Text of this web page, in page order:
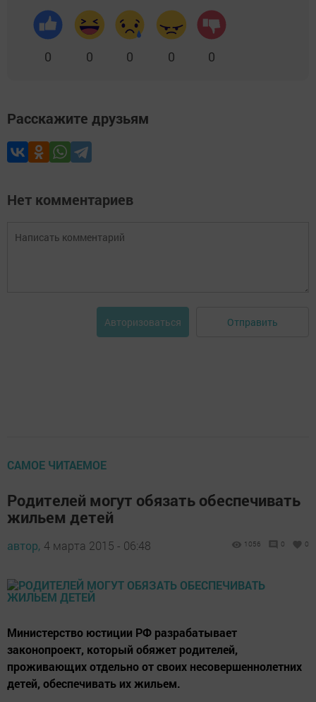
0 0 0 0 0
Расскажите друзьям
Нет комментариев
Авторизоваться Отправить
САМОЕ ЧИТАЕМОЕ
Родителей могут обязать обеспечивать
жильем детей
автор, 4 марта 2015 - 06:48 1056 0 0
Министерство юстиции РФ разрабатывает
законопроект, который обяжет родителей,
проживающих отдельно от своих несовершеннолетних
детей, обеспечивать их жильем.